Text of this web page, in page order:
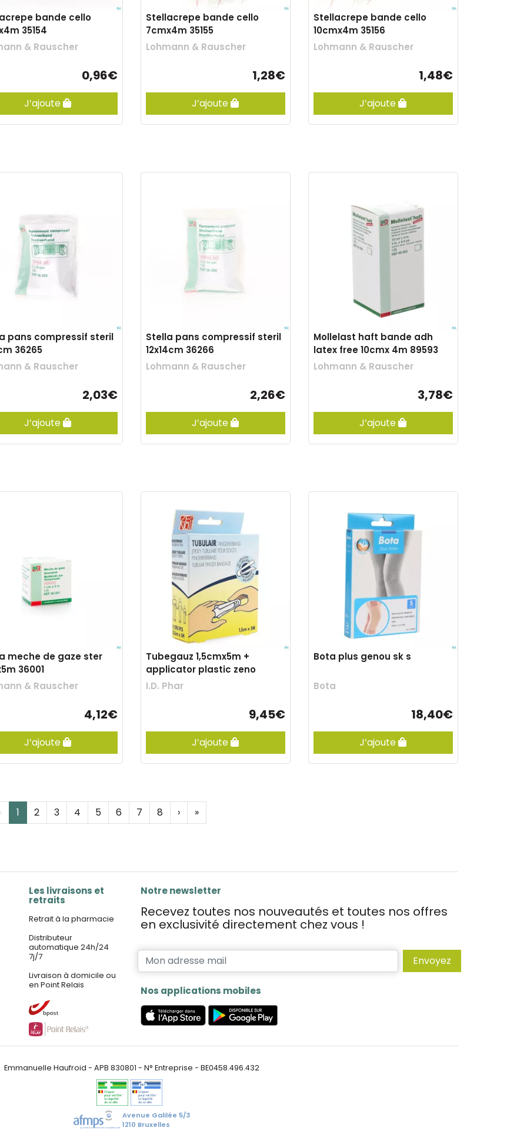
bande cello
35154
& Rauscher
0,96€
J’ajoute
Stellacrepe bande cello
7cmx4m 35155
Lohmann & Rauscher
1,28€
J’ajoute
Stellacrepe bande cello
10cmx4m 35156
Lohmann & Rauscher
1,48€
J’ajoute
pans compressif steril
36265
& Rauscher
2,03€
J’ajoute
Stella pans compressif steril
12x14cm 36266
Lohmann & Rauscher
2,26€
J’ajoute
Mollelast haft bande adh
latex free 10cmx 4m 89593
Lohmann & Rauscher
3,78€
J’ajoute
meche de gaze ster
36001
& Rauscher
4,12€
J’ajoute
Tubegauz 1,5cmx5m +
applicator plastic zeno
I.D. Phar
9,45€
J’ajoute
Bota plus genou sk s
Bota
18,40€
J’ajoute
‹ 1 2 3 4 5 6 7 8 › »
Les livraisons et
retraits
Retrait à la pharmacie
Distributeur
automatique 24h/24
7j/7
Livraison à domicile ou
en Point Relais
Notre newsletter
Recevez toutes nos nouveautés et toutes nos offres
en exclusivité directement chez vous !
Envoyez
Nos applications mobiles
Emmanuelle Haufroid - APB 830801 - N° Entreprise - BE0458.496.432
Avenue Galilée 5/3
1210 Bruxelles